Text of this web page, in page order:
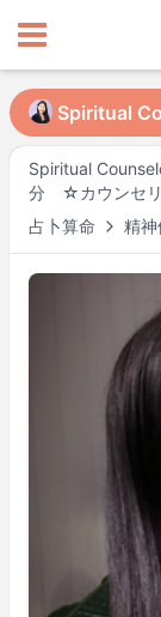
Spiritual
分 ☆カウンセ
占卜算命
精神
Spiritual
來自
2121
可能有其他時段，